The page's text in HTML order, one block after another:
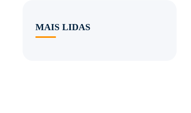
MAIS LIDAS